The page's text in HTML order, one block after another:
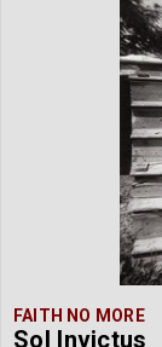
FAITH NO MORE
Sol Invictus